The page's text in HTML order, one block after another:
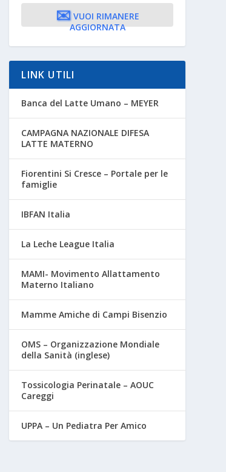
✉️ VUOI RIMANERE
AGGIORNATA
LINK UTILI
Banca del Latte Umano – MEYER
CAMPAGNA NAZIONALE DIFESA
LATTE MATERNO
Fiorentini Si Cresce – Portale per le
famiglie
IBFAN Italia
La Leche League Italia
MAMI- Movimento Allattamento
Materno Italiano
Mamme Amiche di Campi Bisenzio
OMS – Organizzazione Mondiale
della Sanità (inglese)
Tossicologia Perinatale – AOUC
Careggi
UPPA – Un Pediatra Per Amico